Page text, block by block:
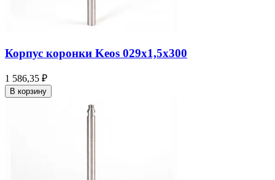
Корпус коронки Keos 029x1,5x300
1 586,35 ₽
В корзину